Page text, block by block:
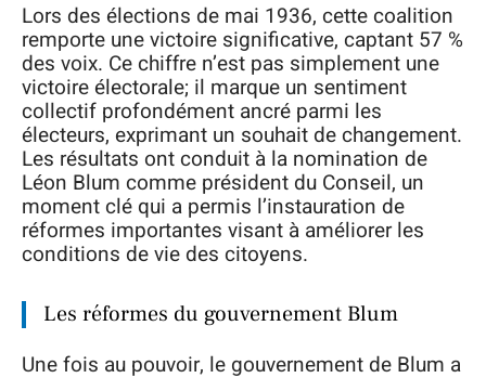
Lors des élections de mai 1936, cette coalition
remporte une victoire significative, captant 57 %
des voix. Ce chiffre n’est pas simplement une
victoire électorale; il marque un sentiment
collectif profondément ancré parmi les
électeurs, exprimant un souhait de changement.
Les résultats ont conduit à la nomination de
Léon Blum comme président du Conseil, un
moment clé qui a permis l’instauration de
réformes importantes visant à améliorer les
conditions de vie des citoyens.
Les réformes du gouvernement Blum
Une fois au pouvoir, le gouvernement de Blum a